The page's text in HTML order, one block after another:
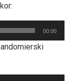
00:00